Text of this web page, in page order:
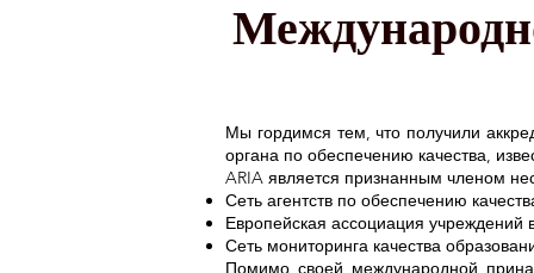
Мы гордимся тем, что получили
органа по обеспечению качества,
ARIA является признанным членом
Сеть агентств по обеспечению
Европейская ассоциация учреждений
Сеть мониторинга качества
Помимо своей международной